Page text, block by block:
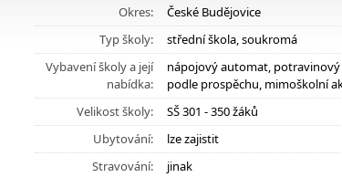
Okres:
České Budějovice
Typ školy:
střední škola, soukromá
Vybavení školy a její
nabídka:
nápojový automat, potravinový
podle prospěchu, mimoškolní
Velikost školy:
SŠ 301 - 350 žáků
Ubytování:
lze zajistit
Stravování:
jinak